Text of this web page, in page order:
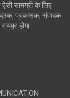
ऐसी सामग्री के लिए
मुद्रक, प्रकाशक, संपादक
होगा